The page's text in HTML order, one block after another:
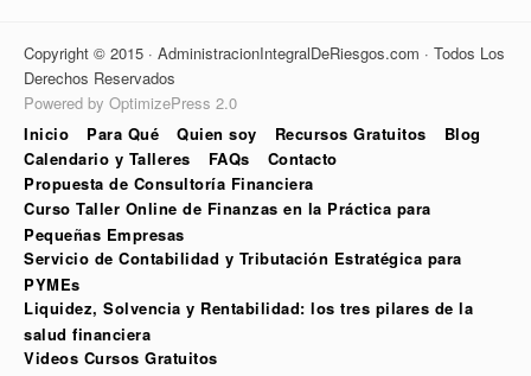
Copyright © 2015 · AdministracionIntegralDeRiesgos.com · Todos Los
Derechos Reservados
Powered by OptimizePress 2.0
Inicio
Para Qué Quien soy Recursos Gratuitos
Blog
Calendario y Talleres
FAQs
Contacto
Propuesta de Consultoría Financiera
Curso Taller Online de Finanzas en la Práctica para
Pequeñas Empresas
Servicio de Contabilidad y Tributación Estratégica para
PYMEs
Liquidez, Solvencia y Rentabilidad: los tres pilares de la
salud financiera
Videos Cursos Gratuitos